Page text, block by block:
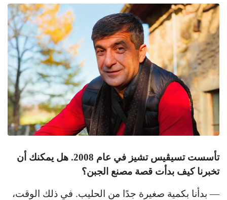
تأسست تسيڤيس تشيز في عام 2008. هل يمكنك أن
تخبرنا كيف بدأت قصة مصنع الجبن؟
— بدأنا بكمية صغيرة جدًا من الحليب. في ذلك الوقت،